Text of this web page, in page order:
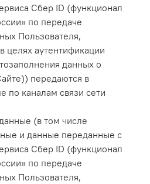
Сбер ID (функционал
по передаче
Пользователя,
целях аутентификации
данных о
передаются в
по каналам связи сети
(в том числе
и данные переданные с
Сбер ID (функционал
по передаче
Пользователя,